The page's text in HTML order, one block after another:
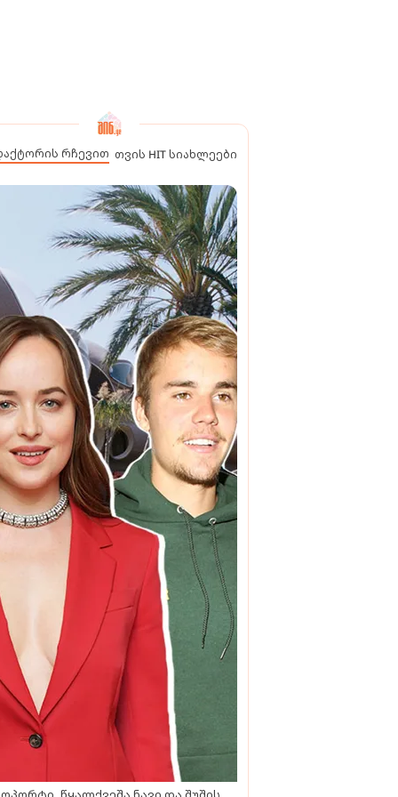
რჩევით თვის HIT სიახლეები